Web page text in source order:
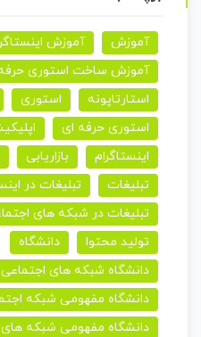
آموزش
آموزش
آموزش ساخت استوری
استارتاپونه
استوری
استوری حرفه ای
اینستاگرام
بازاریابی
تبلیغات
تبلیغات در
تبلیغات در شبکه های
تولید محتوا
دانشگاه
دانشگاه شبکه های اجتماعی
دانشگاه مفهومی شبکه
دانشگاه مفهومی شبکه